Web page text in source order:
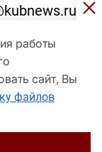
работы
сайт, Вы
файлов
16 лет
Федеральной
технологий